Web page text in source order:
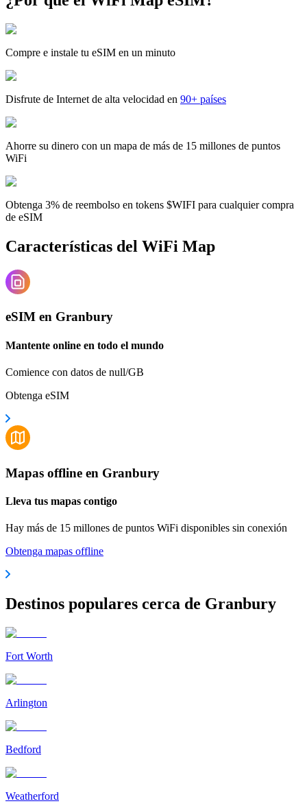
Compre e instale tu eSIM en un minuto
Disfrute de Internet de alta velocidad en 90+ países
Ahorre su dinero con un mapa de más de 15 millones de puntos
WiFi
Obtenga 3% de reembolso en tokens $WIFI para cualquier compra
de eSIM
Características del WiFi Map
eSIM en Granbury
Mantente online en todo el mundo
Comience con datos de null/GB
Obtenga eSIM
Mapas offline en Granbury
Lleva tus mapas contigo
Hay más de 15 millones de puntos WiFi disponibles sin conexión
Obtenga mapas offline
Destinos populares cerca de Granbury
Fort Worth
Arlington
Bedford
Weatherford